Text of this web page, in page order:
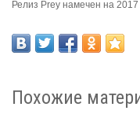
Релиз Prey намечен на 2017
Похожие